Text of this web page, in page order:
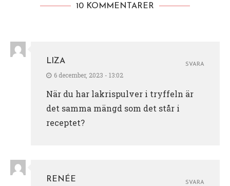
10 KOMMENTARER
LIZA
6 december, 2023 - 13:02
När du har lakrispulver i tryffeln är
det samma mängd som det står i
receptet?
SVARA
RENÉE
SVARA